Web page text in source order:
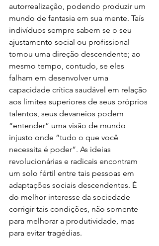
autorrealização, podendo produzir um
mundo de fantasia em sua mente. Taís
indivíduos sempre sabem se o seu
ajustamento social ou profissional
tomou uma direção descendente; ao
mesmo tempo, contudo, se eles
falham em desenvolver uma
capacidade crítica saudável em relação
aos limites superiores de seus próprios
talentos, seus devaneios podem
“entender” uma visão de mundo
injusto onde “tudo o que você
necessita é poder”. As ideias
revolucionárias e radicais encontram
um solo fértil entre tais pessoas em
adaptações sociais descendentes. É
do melhor interesse da sociedade
corrigir tais condições, não somente
para melhorar a produtividade, mas
para evitar tragédias.